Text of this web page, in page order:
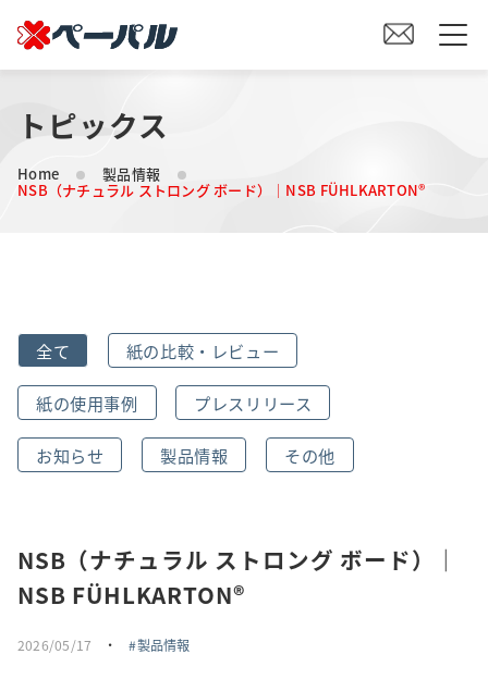
HOME
初めての方へ
会社案内
事業内容
トピックス
お問い合わせ・エントリー
トピックス
Home 製品情報
NSB（ナチュラル ストロング ボード）｜NSB FÜHLKARTON®
全て 紙の比較・レビュー
紙の使用事例 プレスリリース
お知らせ 製品情報 その他
NSB（ナチュラル ストロング ボード）｜
NSB FÜHLKARTON®
2026/05/17 ・ 製品情報